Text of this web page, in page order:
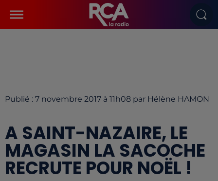
Publié : 7 novembre 2017 à 11h08 par Hélène HAMON
A SAINT-NAZAIRE, LE
MAGASIN LA SACOCHE
RECRUTE POUR NOËL !